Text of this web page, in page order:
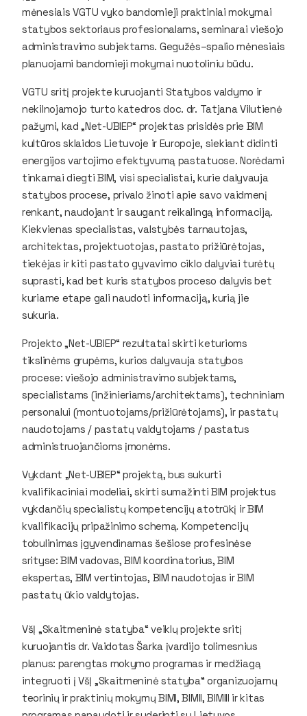
mėnesiais VGTU vyko bandomieji praktiniai mokymai
statybos sektoriaus profesionalams, seminarai viešojo
administravimo subjektams. Gegužės–spalio mėnesiais
planuojami bandomieji mokymai nuotoliniu būdu.
VGTU sritį projekte kuruojanti Statybos valdymo ir
nekilnojamojo turto katedros doc. dr. Tatjana Vilutienė
pažymi, kad „Net-UBIEP“ projektas prisidės prie BIM
kultūros sklaidos Lietuvoje ir Europoje, siekiant didinti
energijos vartojimo efektyvumą pastatuose. Norėdami
tinkamai diegti BIM, visi specialistai, kurie dalyvauja
statybos procese, privalo žinoti apie savo vaidmenį
renkant, naudojant ir saugant reikalingą informaciją.
Kiekvienas specialistas, valstybės tarnautojas,
architektas, projektuotojas, pastato prižiūrėtojas,
tiekėjas ir kiti pastato gyvavimo ciklo dalyviai turėtų
suprasti, kad bet kuris statybos proceso dalyvis bet
kuriame etape gali naudoti informaciją, kurią jie
sukuria.
Projekto „Net-UBIEP“ rezultatai skirti keturioms
tikslinėms grupėms, kurios dalyvauja statybos
procese: viešojo administravimo subjektams,
specialistams (inžinieriams/architektams), techniniam
personalui (montuotojams/prižiūrėtojams), ir pastatų
naudotojams / pastatų valdytojams / pastatus
administruojančioms įmonėms.
Vykdant „Net-UBIEP“ projektą, bus sukurti
kvalifikaciniai modeliai, skirti sumažinti BIM projektus
vykdančių specialistų kompetencijų atotrūkį ir BIM
kvalifikacijų pripažinimo schemą. Kompetencijų
tobulinimas įgyvendinamas šešiose profesinėse
srityse: BIM vadovas, BIM koordinatorius, BIM
ekspertas, BIM vertintojas, BIM naudotojas ir BIM
pastatų ūkio valdytojas.
VšĮ „Skaitmeninė statyba“ veiklų projekte sritį
kuruojantis dr. Vaidotas Šarka įvardijo tolimesnius
planus: parengtas mokymo programas ir medžiagą
integruoti į VšĮ „Skaitmeninė statyba“ organizuojamų
teorinių ir praktinių mokymų BIMI, BIMII, BIMIII ir kitas